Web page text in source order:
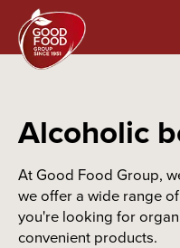
Alcoholic
At Good Food Group,
we offer a wide range
you're looking for
convenient products.